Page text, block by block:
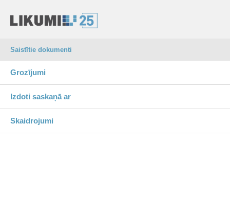
Saistītie dokumenti
Grozījumi
Izdoti saskaņā ar
Skaidrojumi